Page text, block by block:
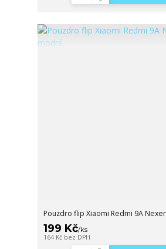
Pouzdro flip Xiaomi Redmi 9A
199 Kč/ks
164 Kč bez DPH